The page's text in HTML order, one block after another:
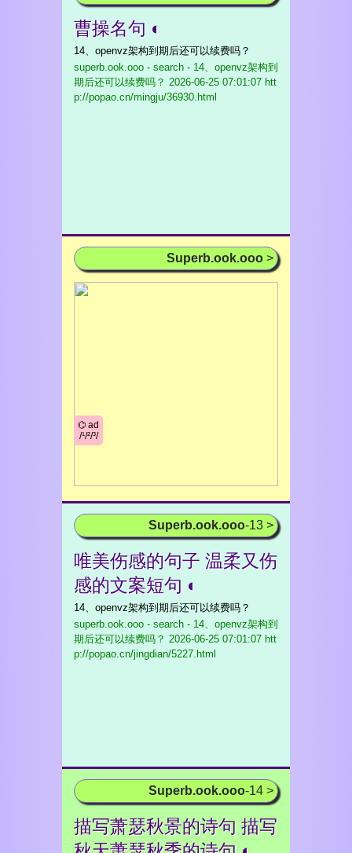
曹操名句 ◐
14、openvz架构到期后还可以续费吗？
superb.ook.ooo - search - 14、openvz架构到
期后还可以续费吗？ 2026-06-25 07:01:07 htt
p://popao.cn/mingju/36930.html
Superb.ook.ooo >
⌬ ad
/¹/²/³/
Superb.ook.ooo-13 >
唯美伤感的句子 温柔又伤
感的文案短句 ◐
14、openvz架构到期后还可以续费吗？
superb.ook.ooo - search - 14、openvz架构到
期后还可以续费吗？ 2026-06-25 07:01:07 htt
p://popao.cn/jingdian/5227.html
Superb.ook.ooo-14 >
描写萧瑟秋景的诗句 描写